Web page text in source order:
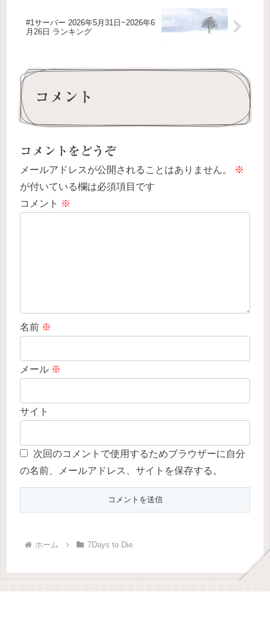
#1サーバー 2026年5月31日~2026年6
月26日 ランキング
コメント
コメントをどうぞ
メールアドレスが公開されることはありません。
※
が付いている欄は必須項目です
コメント ※
名前 ※
メール ※
サイト
次回のコメントで使用するためブラウザーに自分
の名前、メールアドレス、サイトを保存する。
ホーム 7Days to Die